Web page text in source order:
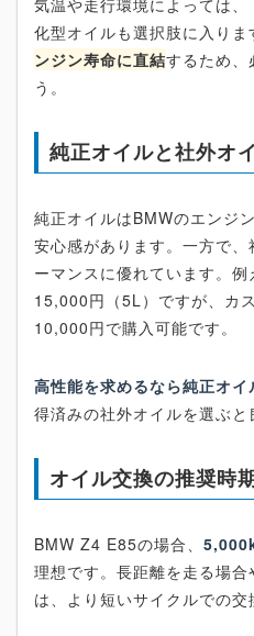
化型オイルも選択肢に入りま
ンジン寿命に直結するため、
う。
純正オイルと社外オ
純正オイルはBMWのエンジ
安心感があります。一方で
ーマンスに優れています。
15,000円（5L）ですが、カ
10,000円で購入可能です。
高性能を求めるなら純正オイ
得済みの社外オイルを選ぶと
オイル交換の推奨時
BMW Z4 E85の場合、
理想です。長距離を走る場
は、より短いサイクルでの交